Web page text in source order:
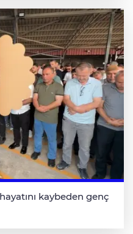
kaybeden genç